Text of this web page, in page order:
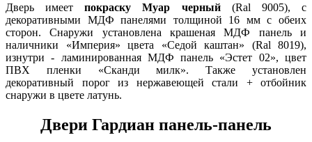
Дверь имеетпокраску Муар черный (Ral 9005), с
декоративными МДФ панелями толщиной 16 мм с обеих
сторон. Снаружи установлена крашеная МДФ панель и
наличники «Империя» цвета «Седой каштан» (Ral 8019),
изнутри - ламинированная МДФ панель «Эстет 02», цвет
ПВХ пленки «Сканди милк». Также установлен
декоративный порог из нержавеющей стали + отбойник
снаружи в цвете латунь.
Двери Гардиан панель-панель